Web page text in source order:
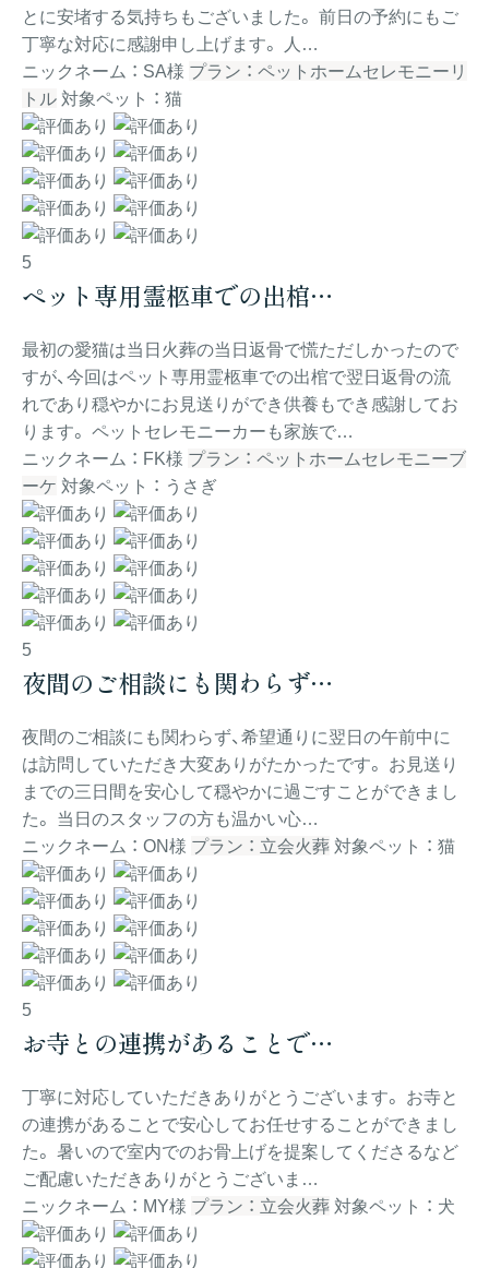
とに安堵する気持ちもございました。 前日の予約にもご
丁寧な対応に感謝申し上げます。 人…
ニックネーム ： SA様 プラン ： ペットホームセレモニーリ
トル 対象ペット ： 猫
5
ペット専用霊柩車での出棺…
最初の愛猫は当日火葬の当日返骨で慌ただしかったので
すが、今回はペット専用霊柩車での出棺で翌日返骨の流
れであり穏やかにお見送りができ供養もでき感謝してお
ります。 ペットセレモニーカーも家族で…
ニックネーム ： FK様 プラン ： ペットホームセレモニーブ
ーケ 対象ペット ： うさぎ
5
夜間のご相談にも関わらず…
夜間のご相談にも関わらず、希望通りに翌日の午前中に
は訪問していただき大変ありがたかったです。 お見送り
までの三日間を安心して穏やかに過ごすことができまし
た。 当日のスタッフの方も温かい心…
ニックネーム ： ON様 プラン ： 立会火葬 対象ペット ： 猫
5
お寺との連携があることで…
丁寧に対応していただきありがとうございます。 お寺と
の連携があることで安心してお任せすることができまし
た。 暑いので室内でのお骨上げを提案してくださるなど
ご配慮いただきありがとうございま…
ニックネーム ： MY様 プラン ： 立会火葬 対象ペット ： 犬